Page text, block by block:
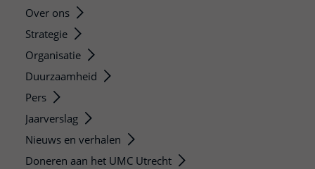
Over ons
Strategie
Organisatie
Duurzaamheid
Pers
Jaarverslag
Nieuws en verhalen
Doneren aan het UMC Utrecht